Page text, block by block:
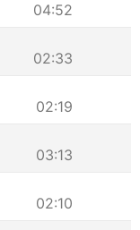
04:52
02:33
02:19
03:13
02:10